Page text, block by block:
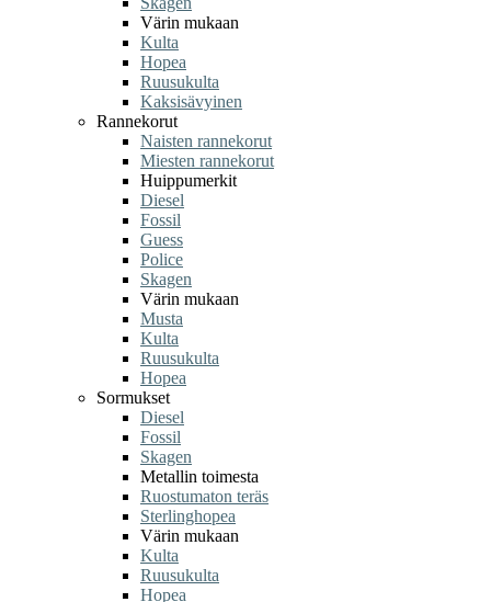
Värin mukaan
Kulta
Hopea
Ruusukulta
Kaksisävyinen
Rannekorut
Naisten rannekorut
Miesten rannekorut
Huippumerkit
Diesel
Fossil
Guess
Police
Skagen
Värin mukaan
Musta
Kulta
Ruusukulta
Hopea
Sormukset
Diesel
Fossil
Skagen
Metallin toimesta
Ruostumaton teräs
Sterlinghopea
Värin mukaan
Kulta
Ruusukulta
Hopea